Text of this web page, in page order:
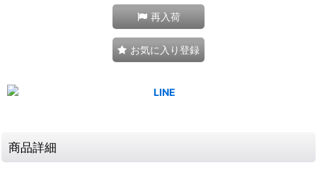
再入荷
お気に入り登録
商品詳細